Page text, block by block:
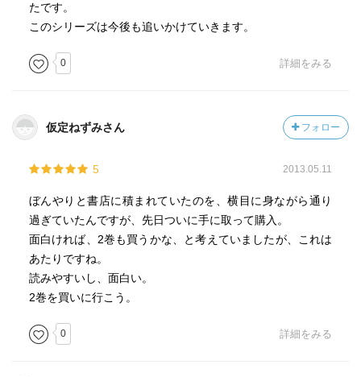
たです。
このシリーズは今後も追いかけていきます。
0 詳細をみる
仮定ねずみさん フォロー
5 2013.05.11
ぼんやりと書店に積まれていたのを、横目に身ながら通り
過ぎていたんですが、先日ついに手に取って購入。
面白ければ、2巻も買うかな、と考えていましたが、これは
あたりですね。
読みやすいし、面白い。
2巻を買いに行こう。
0 詳細をみる